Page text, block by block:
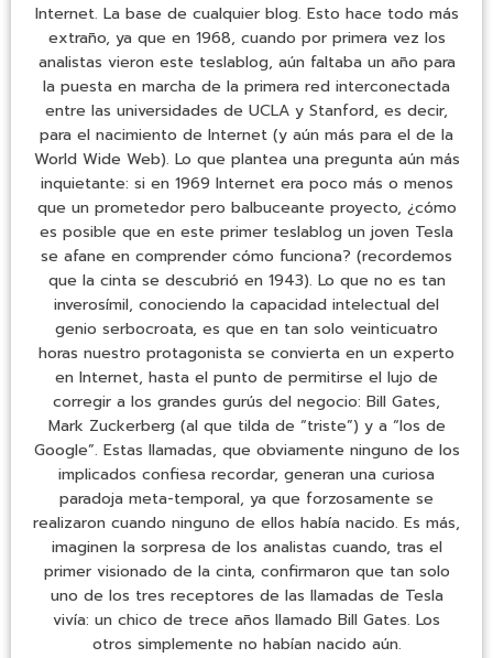
Internet. La base de cualquier blog. Esto hace todo más
extraño, ya que en 1968, cuando por primera vez los
analistas vieron este teslablog, aún faltaba un año para
la puesta en marcha de la primera red interconectada
entre las universidades de UCLA y Stanford, es decir,
para el nacimiento de Internet (y aún más para el de la
World Wide Web). Lo que plantea una pregunta aún más
inquietante: si en 1969 Internet era poco más o menos
que un prometedor pero balbuceante proyecto, ¿cómo
es posible que en este primer teslablog un joven Tesla
se afane en comprender cómo funciona? (recordemos
que la cinta se descubrió en 1943). Lo que no es tan
inverosímil, conociendo la capacidad intelectual del
genio serbocroata, es que en tan solo veinticuatro
horas nuestro protagonista se convierta en un experto
en Internet, hasta el punto de permitirse el lujo de
corregir a los grandes gurús del negocio: Bill Gates,
Mark Zuckerberg (al que tilda de “triste”) y a “los de
Google”. Estas llamadas, que obviamente ninguno de los
implicados confiesa recordar, generan una curiosa
paradoja meta-temporal, ya que forzosamente se
realizaron cuando ninguno de ellos había nacido. Es más,
imaginen la sorpresa de los analistas cuando, tras el
primer visionado de la cinta, confirmaron que tan solo
uno de los tres receptores de las llamadas de Tesla
vivía: un chico de trece años llamado Bill Gates. Los
otros simplemente no habían nacido aún.